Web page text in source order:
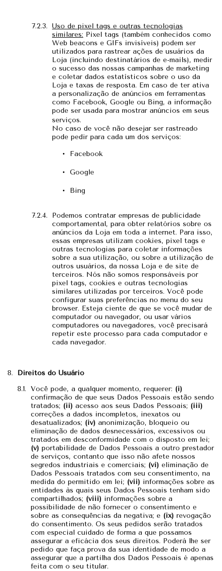
Uso de pixel tags e outras tecnologias
similares: Pixel tags (também conhecidos como
Web beacons e GIFs invisíveis) podem ser
utilizados para rastrear ações de usuários da
Loja (incluindo destinatários de e-mails), medir
o sucesso das nossas campanhas de marketing
e coletar dados estatísticos sobre o uso da
Loja e taxas de resposta. Em caso de ter ativa
a personalização de anúncios em ferramentas
como Facebook, Google ou Bing, a informação
pode ser usada para mostrar anúncios em seus
serviços.
No caso de você não desejar ser rastreado
pode pedir para cada um dos serviços:
Facebook
Google
Bing
Podemos contratar empresas de publicidade
comportamental, para obter relatórios sobre os
anúncios da Loja em toda a internet. Para isso,
essas empresas utilizam cookies, pixel tags e
outras tecnologias para coletar informações
sobre a sua utilização, ou sobre a utilização de
outros usuários, da nossa Loja e de site de
terceiros. Nós não somos responsáveis por
pixel tags, cookies e outras tecnologias
similares utilizadas por terceiros. Você pode
configurar suas preferências no menu do seu
browser. Esteja ciente de que se você mudar de
computador ou navegador, ou usar vários
computadores ou navegadores, você precisará
repetir este processo para cada computador e
cada navegador.
Direitos do Usuário
Você pode, a qualquer momento, requerer: (i)
confirmação de que seus Dados Pessoais estão sendo
tratados; (ii) acesso aos seus Dados Pessoais; (iii)
correções a dados incompletos, inexatos ou
desatualizados; (iv) anonimização, bloqueio ou
eliminação de dados desnecessários, excessivos ou
tratados em desconformidade com o disposto em lei;
(v) portabilidade de Dados Pessoais a outro prestador
de serviços, contanto que isso não afete nossos
segredos industriais e comerciais; (vi) eliminação de
Dados Pessoais tratados com seu consentimento, na
medida do permitido em lei; (vii) informações sobre as
entidades às quais seus Dados Pessoais tenham sido
compartilhados; (viii) informações sobre a
possibilidade de não fornecer o consentimento e
sobre as consequências da negativa; e (ix) revogação
do consentimento. Os seus pedidos serão tratados
com especial cuidado de forma a que possamos
assegurar a eficácia dos seus direitos. Poderá lhe ser
pedido que faça prova da sua identidade de modo a
assegurar que a partilha dos Dados Pessoais é apenas
feita com o seu titular.